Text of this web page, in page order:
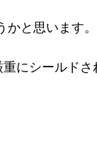
と思います。
にシールド